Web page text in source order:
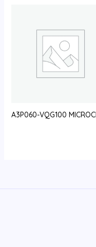
A3P060-VQG100